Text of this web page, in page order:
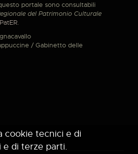
portale sono consultabili
del Patrimonio Culturale
PatER.
/ Gabinetto delle
cookie tecnici e di
e di terze parti.